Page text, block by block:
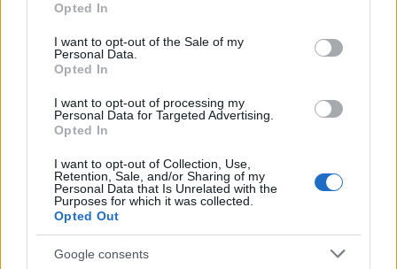
use your data for below specified purposes in below Google
consent section.
Opted In
I want to opt-out of the Sale of my
Personal Data.
Opted In
I want to opt-out of processing my
Personal Data for Targeted Advertising.
Opted In
I want to opt-out of Collection, Use,
Retention, Sale, and/or Sharing of my
Personal Data that Is Unrelated with the
Purposes for which it was collected.
Opted Out
Google consents
megjelenését kazak közegben – a „маджар” etnikai
név helyére lépve – a XVIII–XIX. század fordulójára,
nevek megjelenését ugyanott – orosz hatásra –
legkorábban a XVII. századra, de inkább a XVIII.
századra feltételezi. A Madžar–Magyar népnév,
törzsnév és személynév azonban már korábban is
megjelenhetett Dast-i Kipchak sztyeppéin, török
(kipcsak) nyelvi környezetben nagy valószínűséggel a
szokásos hanghelyettesítéssel, vagyis
kiejtéskönnyítő inorganikus protézissel,madijar
alakban.11 Erre a feltevésre elegendő alapot